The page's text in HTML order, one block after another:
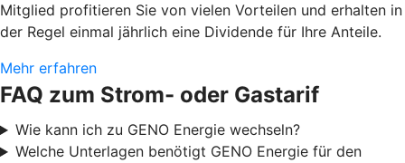
Mitglied profitieren Sie von vielen Vorteilen und erhalten in
der Regel einmal jährlich eine Dividende für Ihre Anteile.
Mehr erfahren
FAQ zum Strom- oder Gastarif
Wie kann ich zu GENO Energie wechseln?
Welche Unterlagen benötigt GENO Energie für den